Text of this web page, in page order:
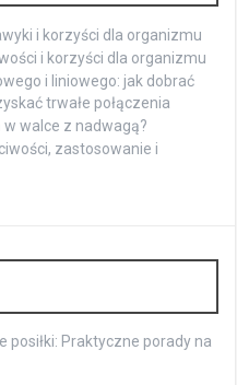
i korzyści dla organizmu
i korzyści dla organizmu
i liniowego: jak dobrać
trwałe połączenia
walce z nadwagą?
zastosowanie i
Praktyczne porady na